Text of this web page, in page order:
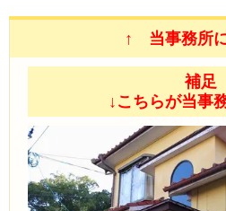
↑ 当事務所
補足
↓こちらが当事